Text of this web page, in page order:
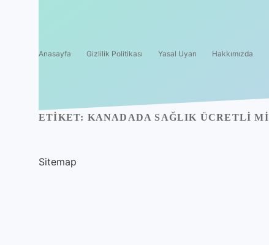
Anasayfa Gizlilik Politikası Yasal Uyarı Hakkımızda
ETIKET: KANADADA SAĞLIK ÜCRETLI MI
Sitemap